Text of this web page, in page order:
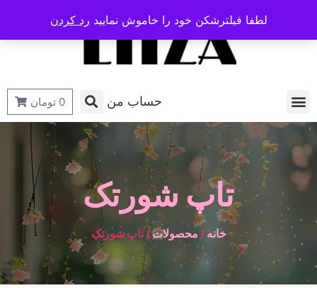
حساب من 0 تومان
تاپ شورتک
خانه / محصولات/ تاپ شورتک
لطفا فیلترشکن خود را خاموش نمایید رد کردن